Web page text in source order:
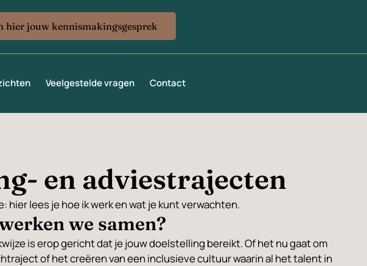
hier jouw kennismakingsgesprek
Veelgestelde vragen Contact
en adviestrajecten
lees je hoe ik werk en wat je kunt verwachten.
we samen?
is erop gericht dat je jouw doelstelling bereikt. Of het nu gaat om
of het creëren van een inclusieve cultuur waarin al het talent in